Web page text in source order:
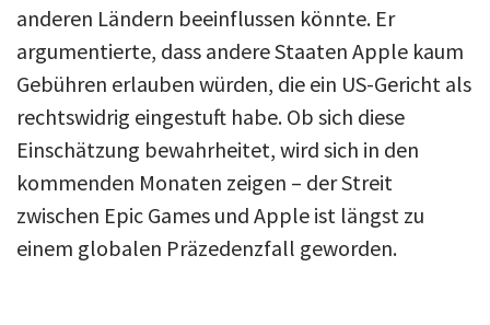
anderen Ländern beeinflussen könnte. Er
argumentierte, dass andere Staaten Apple kaum
Gebühren erlauben würden, die ein US-Gericht als
rechtswidrig eingestuft habe. Ob sich diese
Einschätzung bewahrheitet, wird sich in den
kommenden Monaten zeigen – der Streit
zwischen Epic Games und Apple ist längst zu
einem globalen Präzedenzfall geworden.